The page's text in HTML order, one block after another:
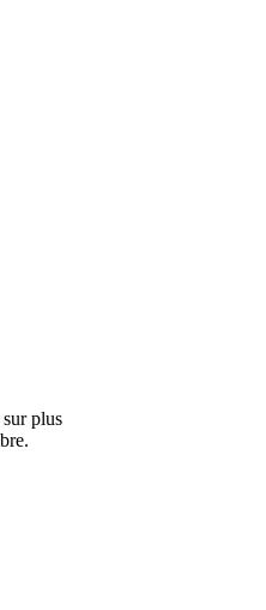
plus